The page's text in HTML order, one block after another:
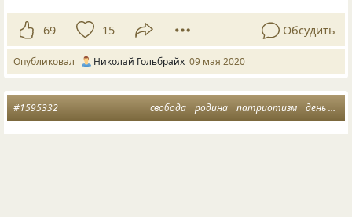
69 15 Обсудить
Опубликовал Николай Гольбрайх 09 мая 2020
свобода родина патриотизм день победы
#1595332